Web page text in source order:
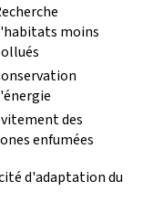
moins
des
enfumées
d'adaptation du